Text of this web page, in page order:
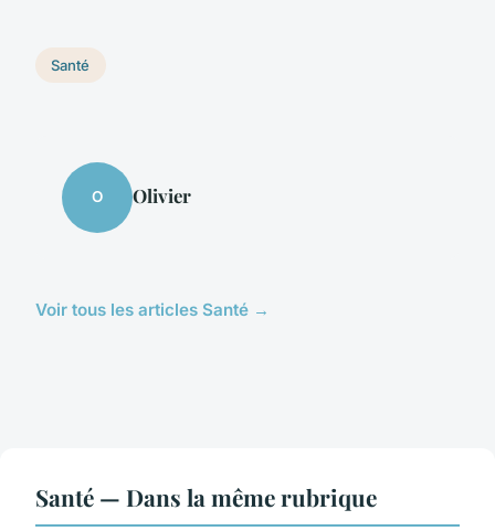
Santé
O Olivier
Voir tous les articles Santé →
Santé — Dans la même rubrique